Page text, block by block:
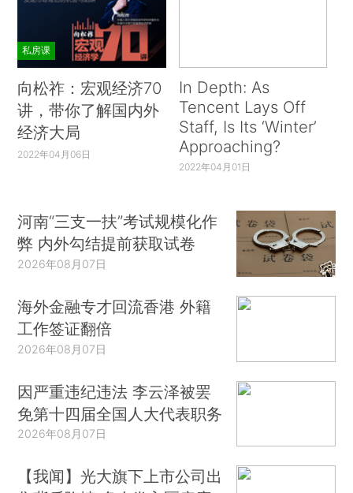
私房课
向松祚：宏观经济70
讲，带你了解国内外
经济大局
2022年04月06日
In Depth: As
Tencent Lays Off
Staff, Is Its ‘Winter’
Approaching?
2022年04月01日
河南“三支一扶”考试规模化作
弊 内外勾结提前获取试卷
2026年08月07日
海外金融专才回流香港 外籍
工作签证翻倍
2026年08月07日
因严重违纪违法 李云泽被罢
免第十四届全国人大代表职务
2026年08月07日
【我闻】光大旗下上市公司出